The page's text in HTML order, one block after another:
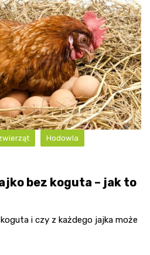
Hodowla
bez koguta – jak to
i czy z każdego jajka może